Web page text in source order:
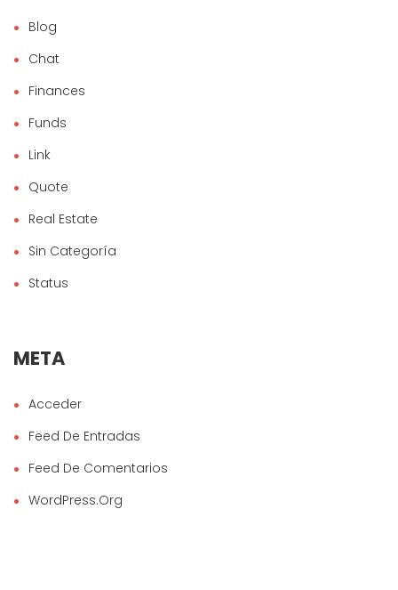
Blog
Chat
Finances
Funds
Link
Quote
Real Estate
Sin Categoría
Status
META
Acceder
Feed De Entradas
Feed De Comentarios
WordPress.org